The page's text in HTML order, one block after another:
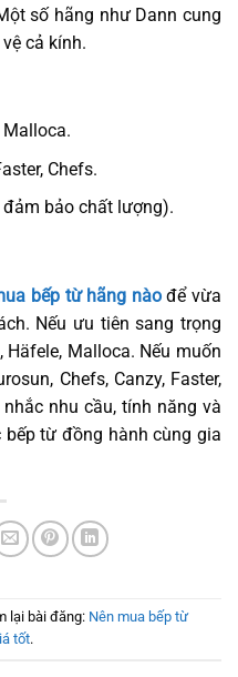
số hãng như Dann cung
cả kính.
Malloca.
Chefs.
đảm bảo chất lượng).
bếp từ hãng nàođể vừa
Nếu ưu tiên sang trọng
Häfele, Malloca. Nếu muốn
Chefs, Canzy, Faster,
nhu cầu, tính năng và
từ đồng hành cùng gia
lại bài đăng: Nên mua bếp từ
tốt.